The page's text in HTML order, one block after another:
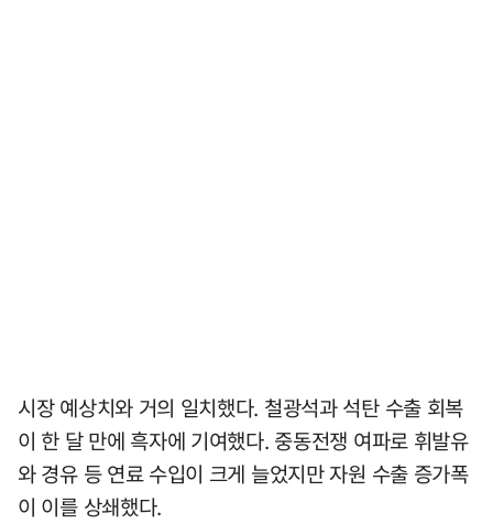
시장 예상치와 거의 일치했다. 철광석과 석탄 수출 회복
이 한 달 만에 흑자에 기여했다. 중동전쟁 여파로 휘발유
와 경유 등 연료 수입이 크게 늘었지만 자원 수출 증가폭
이 이를 상쇄했다.